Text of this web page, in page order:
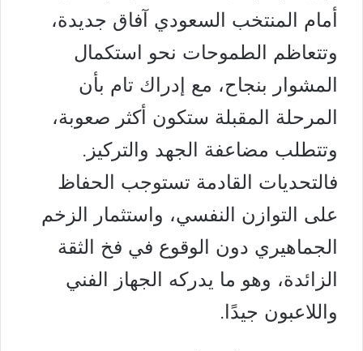
أمام المنتخب السعودي آفاق جديدة،
وتتعاظم الطموحات نحو استكمال
المشوار بنجاح، مع إدراك تام بأن
المرحلة المقبلة ستكون أكثر صعوبة،
وتتطلب مضاعفة الجهد والتركيز.
فالتحديات القادمة تستوجب الحفاظ
على التوازن النفسي، واستثمار الزخم
الجماهيري دون الوقوع في فخ الثقة
الزائدة، وهو ما يدركه الجهاز الفني
واللاعبون جيدًا.